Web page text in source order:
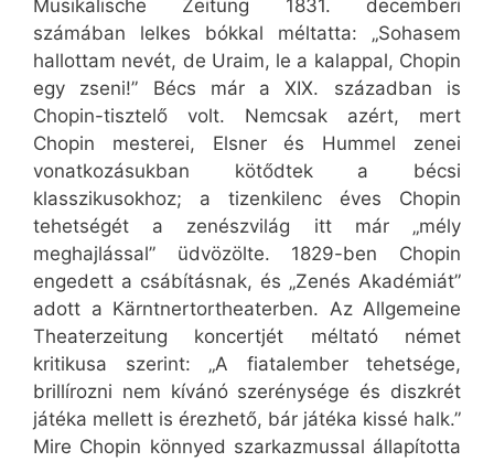
Musikalische Zeitung 1831. decemberi
számában lelkes bókkal méltatta: „Sohasem
hallottam nevét, de Uraim, le a kalappal, Chopin
egy zseni!” Bécs már a XIX. században is
Chopin-tisztelő volt. Nemcsak azért, mert
Chopin mesterei, Elsner és Hummel zenei
vonatkozásukban kötődtek a bécsi
klasszikusokhoz; a tizenkilenc éves Chopin
tehetségét a zenészvilág itt már „mély
meghajlással” üdvözölte. 1829-ben Chopin
engedett a csábításnak, és „Zenés Akadémiát”
adott a Kärntnertortheaterben. Az Allgemeine
Theaterzeitung koncertjét méltató német
kritikusa szerint: „A fiatalember tehetsége,
brillírozni nem kívánó szerénysége és diszkrét
játéka mellett is érezhető, bár játéka kissé halk.”
Mire Chopin könnyed szarkazmussal állapította